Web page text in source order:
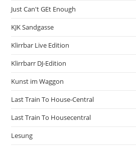
Just Can't GEt Enough
KJK Sandgasse
Klirrbar Live Edition
Klirrbarr DJ-Edition
Kunst im Waggon
Last Train To House-Central
Last Train To Housecentral
Lesung